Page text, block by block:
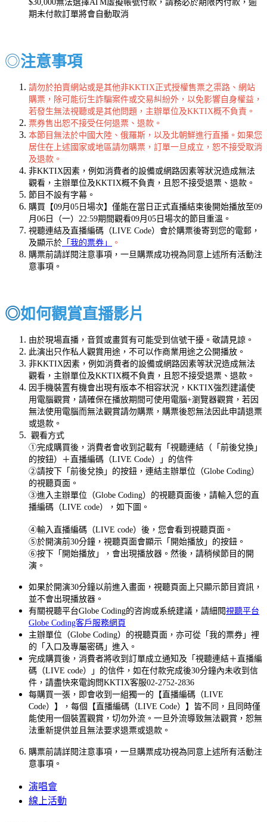
$30,000無法選擇ATM虛擬帳號付款，請務必於期限內付款，逾
期未付款訂單將會自動取消
◎注意事項
請勿於拍賣網站或是其他非KKTIX正式授權售票之渠路、網站
購票，除可能衍生詐騙案件或交易糾紛外，以免影響自身權益，
若發生無法視聽或是其他問題，主辦單位及KKTIX概不負責。
票券售出恕不接受任何退票、退款。
本節目無法於中國大陸、俄羅斯，以及北朝鮮進行直播。如果您
居住在上述國家或地區請勿購票，訂單一旦成立，恕不接受取消
及退款。
非KKTIX因素，例如消費者的設備或網路因素等狀況造成無法
觀看，主辦單位及KKTIX概不負責，且恕不接受退票、退款。
節目不設有字幕。
購買【09月05日場次】僅能在當日正式直播結束後開始播放至09
月06日（一）22:59期間觀看09月05日場次的節目重溫。
視聽連結及直播編碼（LIVE Code）會於購票後寄到您的電郵，
及顯示於 「我的票券」
。
購票前請詳閱注意事項，一旦購票成功視為同意上述所有活動注
意事項。
◎如何觀賞直播影片
由於現場直播，音質或畫質有可能受到信號干擾。敬請見諒。
此演出只作私人觀賞用途，不可以作商業用途之公開播放。
非KKTIX因素，例如消費者的設備或網路因素等狀況造成無法
觀看，主辦單位及KKTIX概不負責，且恕不接受退票、退款。
因手機裝置有機會出現有版本不相容狀況，KKTIX強烈建議使
用電腦觀賞，請確保在播放期間可使用電腦+瀏覽器觀賞，若因
無法使用電腦而無法觀賞請勿購票，購票後恕無法因此申請退票
或退款。
觀看方式
①完成購買後，消費者會收到記載有「視聽連結（「前後兌換」
的按鈕）＋直播編碼（LIVE Code）」的信件
②請按下「前後兌換」的按鈕，連結主辦單位（Globe Coding）
的視聽頁面。
③進入主辦單位（Globe Coding）的視聽頁面後，請輸入您的直
播編碼（LIVE code），如下圖。
④輸入 直播編碼 （LIVE code）後，您會看到視聽頁面。
⑤於開演前30分鐘，視聽頁面會顯示「開始播放」的按鈕。
⑥按下「開始播放」，會出現播放器。然後，請稍候節目的開
演。
如果於開演30分鐘以前進入畫面，視聽頁面上只顯示節目資訊，
並不會出現播放器。
有關視聽平台Globe Coding的咨詢或系統建議，請細閱視聽平台
Globe Coding客戶服務網頁
主辦單位（Globe Coding）的視聽頁面，亦可從「我的票券」裡
的「入口及專屬密碼」進入。
完成購買後，消費者將收到訂單成立通知及「視聽連結＋直播編
碼（LIVE code）」的信件，如在付款完成後30分鐘內未收到信
件，請盡快來電詢問KKTIX客服02-2752-2836
每購買一張，即會收到一組獨一的【直播編碼（LIVE
Code）】，每個【直播編碼（LIVE Code）】皆不同，且同時僅
能使用一個裝置觀賞，切勿外流。一旦外流導致無法觀賞，恕無
法重新提供並且無法要求退票或退款。
購票前請詳閱注意事項，一旦購票成功視為同意上述所有活動注
意事項。
演唱會
線上活動